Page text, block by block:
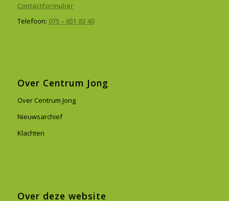
Contactformulier
Telefoon: 075 – 651 83 40
Over Centrum Jong
Over Centrum Jong
Nieuwsarchief
Klachten
Over deze website